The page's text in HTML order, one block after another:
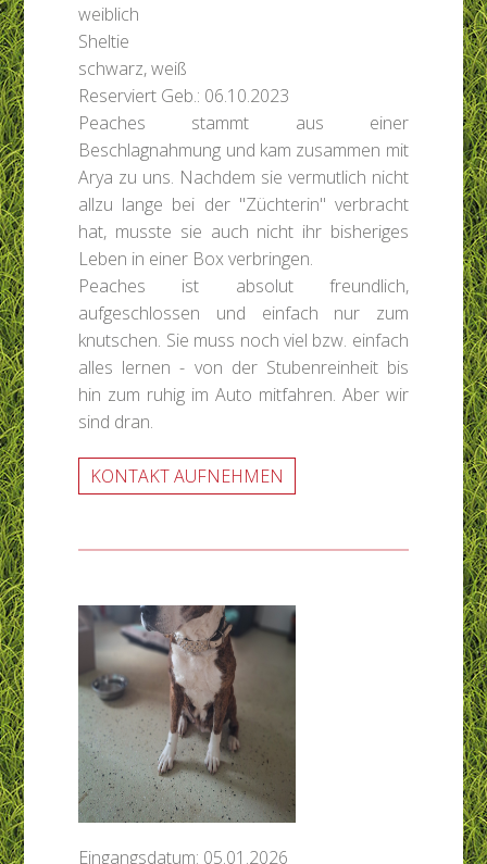
weiblich
Sheltie
schwarz, weiß
Reserviert Geb.: 06.10.2023
Peaches stammt aus einer
Beschlagnahmung und kam zusammen mit
Arya zu uns. Nachdem sie vermutlich nicht
allzu lange bei der "Züchterin" verbracht
hat, musste sie auch nicht ihr bisheriges
Leben in einer Box verbringen.
Peaches ist absolut freundlich,
aufgeschlossen und einfach nur zum
knutschen. Sie muss noch viel bzw. einfach
alles lernen - von der Stubenreinheit bis
hin zum ruhig im Auto mitfahren. Aber wir
sind dran.
KONTAKT AUFNEHMEN
Eingangsdatum: 05.01.2026